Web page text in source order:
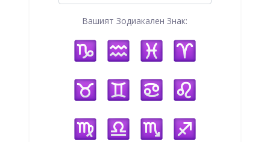
Вашият Зодиакален Знак: